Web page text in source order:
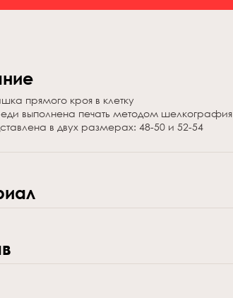
прямого кроя в клетку
выполнена печать методом шелкография
в двух размерах: 48-50 и 52-54